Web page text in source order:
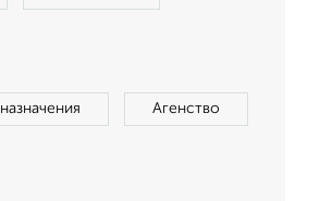
Агенство